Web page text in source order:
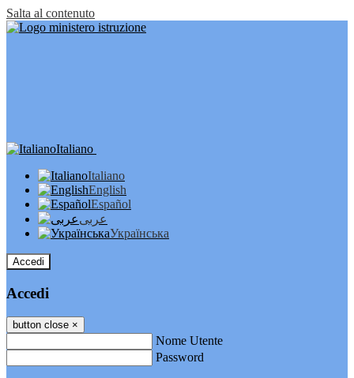
Salta al contenuto
Italiano
Italiano
English
Español
عربى
Українська
Accedi
Accedi
button close ×
Nome Utente
Password